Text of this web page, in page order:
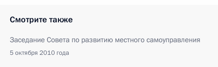
Смотрите также
Заседание Совета по развитию местного самоуправления
5 октября 2010 года